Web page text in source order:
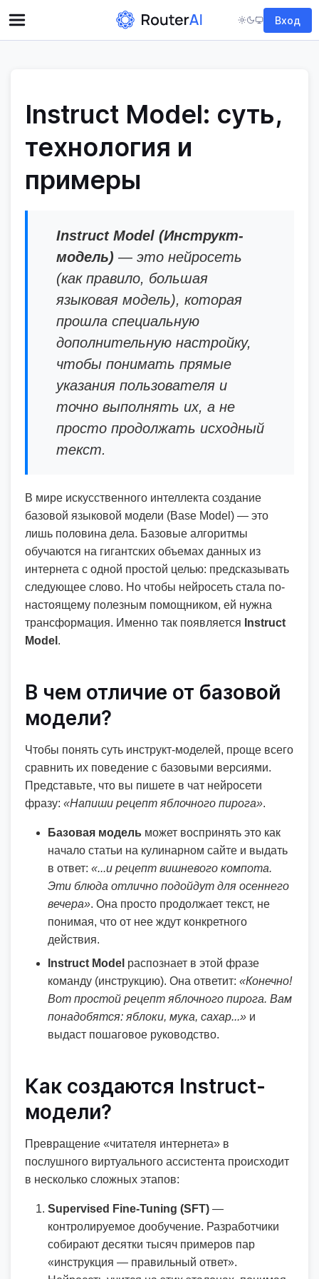
Вход
Instruct Model: суть,
технология и
примеры
Instruct Model (Инструкт-
модель) — это нейросеть
(как правило, большая
языковая модель), которая
прошла специальную
дополнительную настройку,
чтобы понимать прямые
указания пользователя и
точно выполнять их, а не
просто продолжать исходный
текст.
В мире искусственного интеллекта создание
базовой языковой модели (Base Model) — это
лишь половина дела. Базовые алгоритмы
обучаются на гигантских объемах данных из
интернета с одной простой целью: предсказывать
следующее слово. Но чтобы нейросеть стала по-
настоящему полезным помощником, ей нужна
трансформация. Именно так появляется Instruct
Model .
В чем отличие от базовой
модели?
Чтобы понять суть инструкт-моделей, проще всего
сравнить их поведение с базовыми версиями.
Представьте, что вы пишете в чат нейросети
фразу: «Напиши рецепт яблочного пирога».
Базовая модель может воспринять это как
начало статьи на кулинарном сайте и выдать
в ответ: «...и рецепт вишневого компота.
Эти блюда отлично подойдут для осеннего
вечера». Она просто продолжает текст, не
понимая, что от нее ждут конкретного
действия.
Instruct Model распознает в этой фразе
команду (инструкцию). Она ответит: «Конечно!
Вот простой рецепт яблочного пирога. Вам
понадобятся: яблоки, мука, сахар...» и
выдаст пошаговое руководство.
Как создаются Instruct-
модели?
Превращение «читателя интернета» в
послушного виртуального ассистента происходит
в несколько сложных этапов:
Supervised Fine-Tuning (SFT) —
контролируемое дообучение. Разработчики
собирают десятки тысяч примеров пар
«инструкция — правильный ответ».